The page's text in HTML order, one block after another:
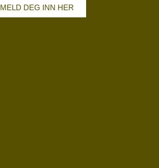
MELD DEG INN HER